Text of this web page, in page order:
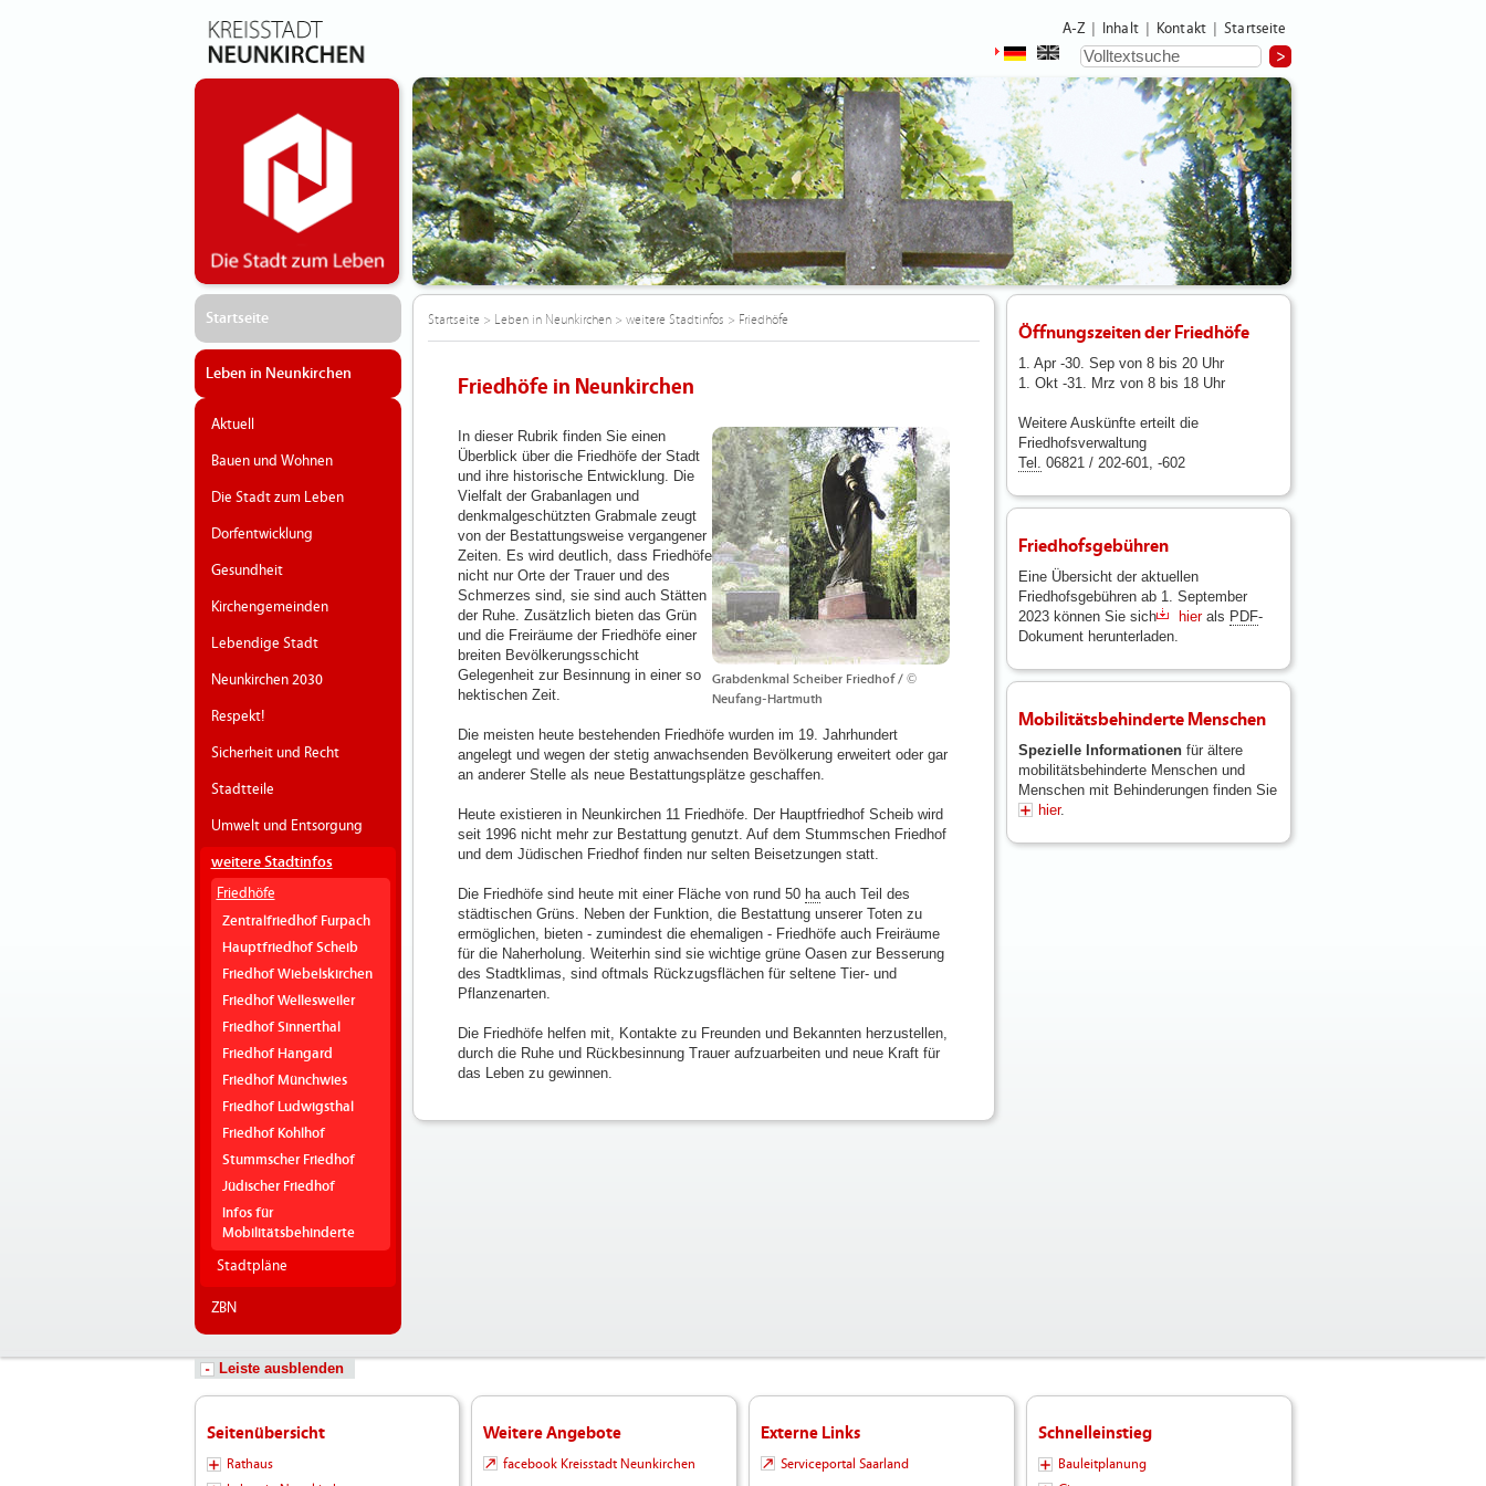
A-Z Inhalt Kontakt Startseite
Startseite
Leben in Neunkirchen
Aktuell
Bauen und Wohnen
Die Stadt zum Leben
Dorfentwicklung
Gesundheit
Kirchengemeinden
Lebendige Stadt
Neunkirchen 2030
Respekt!
Sicherheit und Recht
Stadtteile
Umwelt und Entsorgung
weitere Stadtinfos
Friedhöfe
Zentralfriedhof Furpach
Hauptfriedhof Scheib
Friedhof Wiebelskirchen
Friedhof Wellesweiler
Friedhof Sinnerthal
Friedhof Hangard
Friedhof Münchwies
Friedhof Ludwigsthal
Friedhof Kohlhof
Stummscher Friedhof
Jüdischer Friedhof
Infos für
Mobilitätsbehinderte
Stadtpläne
ZBN
Startseite> Leben in Neunkirchen> weitere Stadtinfos > Friedhöfe
Friedhöfe in Neunkirchen
Grabdenkmal Scheiber Friedhof / ©
Neufang-Hartmuth
In dieser Rubrik finden Sie einen
Überblick über die Friedhöfe der Stadt
und ihre historische Entwicklung. Die
Vielfalt der Grabanlagen und
denkmalgeschützten Grabmale zeugt
von der Bestattungsweise vergangener
Zeiten. Es wird deutlich, dass Friedhöfe
nicht nur Orte der Trauer und des
Schmerzes sind, sie sind auch Stätten
der Ruhe. Zusätzlich bieten das Grün
und die Freiräume der Friedhöfe einer
breiten Bevölkerungsschicht
Gelegenheit zur Besinnung in einer so
hektischen Zeit.
Die meisten heute bestehenden Friedhöfe wurden im 19. Jahrhundert
angelegt und wegen der stetig anwachsenden Bevölkerung erweitert oder gar
an anderer Stelle als neue Bestattungsplätze geschaffen.
Heute existieren in Neunkirchen 11 Friedhöfe. Der Hauptfriedhof Scheib wird
seit 1996 nicht mehr zur Bestattung genutzt. Auf dem Stummschen Friedhof
und dem Jüdischen Friedhof finden nur selten Beisetzungen statt.
Die Friedhöfe sind heute mit einer Fläche von rund 50 haauch Teil des
städtischen Grüns. Neben der Funktion, die Bestattung unserer Toten zu
ermöglichen, bieten - zumindest die ehemaligen - Friedhöfe auch Freiräume
für die Naherholung. Weiterhin sind sie wichtige grüne Oasen zur Besserung
des Stadtklimas, sind oftmals Rückzugsflächen für seltene Tier- und
Pflanzenarten.
Die Friedhöfe helfen mit, Kontakte zu Freunden und Bekannten herzustellen,
durch die Ruhe und Rückbesinnung Trauer aufzuarbeiten und neue Kraft für
das Leben zu gewinnen.
Öffnungszeiten der Friedhöfe
1. Apr -30. Sep von 8 bis 20 Uhr
1. Okt -31. Mrz von 8 bis 18 Uhr
Weitere Auskünfte erteilt die
Friedhofsverwaltung
Tel. 06821 / 202-601, -602
Friedhofsgebühren
Eine Übersicht der aktuellen
Friedhofsgebühren ab 1. September
2023 können Sie sich
hierals PDF-
Dokument herunterladen.
Mobilitätsbehinderte Menschen
Spezielle Informationenfür ältere
mobilitätsbehinderte Menschen und
Menschen mit Behinderungen finden Sie
hier.
Leiste ausblenden
Seitenübersicht
Rathaus
Weitere Angebote
facebook Kreisstadt Neunkirchen
Externe Links
Serviceportal Saarland
Schnelleinstieg
Bauleitplanung